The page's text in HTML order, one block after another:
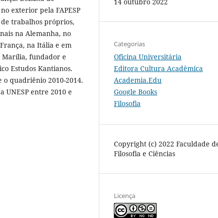
exterior pela FAPESP
de trabalhos próprios,
na Alemanha, no
na Itália e em
Marília, fundador e
Estudos Kantianos.
quadriênio 2010-2014.
UNESP entre 2010 e
Categorias
Oficina Universitária
Editora Cultura Acadêmica
Academia.Edu
Google Books
Filosofia
Copyright (c) 2022 Faculdade
Filosofia e Ciências
Licença